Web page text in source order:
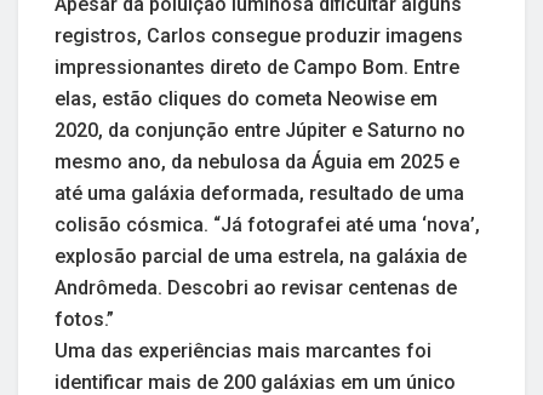
registros, Carlos consegue produzir imagens
impressionantes direto de Campo Bom. Entre
elas, estão cliques do cometa Neowise em
2020, da conjunção entre Júpiter e Saturno no
mesmo ano, da nebulosa da Águia em 2025 e
até uma galáxia deformada, resultado de uma
colisão cósmica. “Já fotografei até uma ‘nova’,
explosão parcial de uma estrela, na galáxia de
Andrômeda. Descobri ao revisar centenas de
fotos.”
Uma das experiências mais marcantes foi
identificar mais de 200 galáxias em um único